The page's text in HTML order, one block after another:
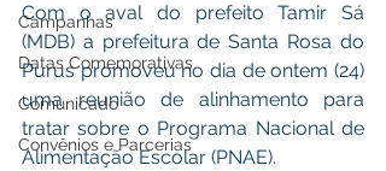
Campanhas
Datas Comemorativas
Comunicado
Convênios e Parcerias
Com o aval do prefeito Tamir Sá
(MDB) a prefeitura de Santa Rosa do
Purus promoveu no dia de ontem (24)
uma reunião de alinhamento para
tratar sobre o Programa Nacional de
Alimentação Escolar (PNAE).